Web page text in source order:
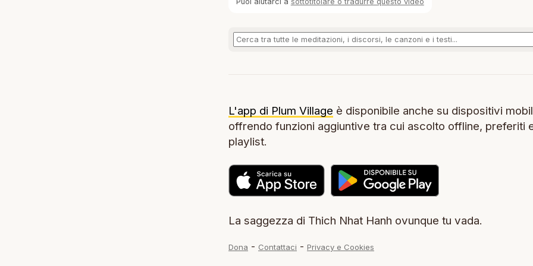
L'app di Plum Village è disponibile anche su dispositivi
offrendo funzioni aggiuntive tra cui ascolto offline, preferiti
playlist.
La saggezza di Thich Nhat Hanh ovunque tu vada.
Dona - Contattaci - Privacy e Cookies